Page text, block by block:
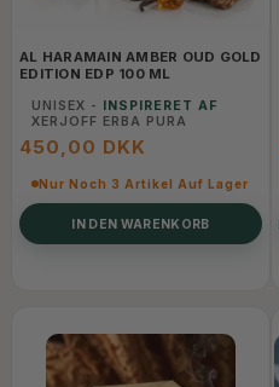
AL HARAMAIN AMBER OUD GOLD
EDITION EDP 100 ML
UNISEX - INSPIRERET AF
XERJOFF ERBA PURA
450,00 DKK
Nur Noch 3 Artikel Auf Lager
IN DEN WARENKORB